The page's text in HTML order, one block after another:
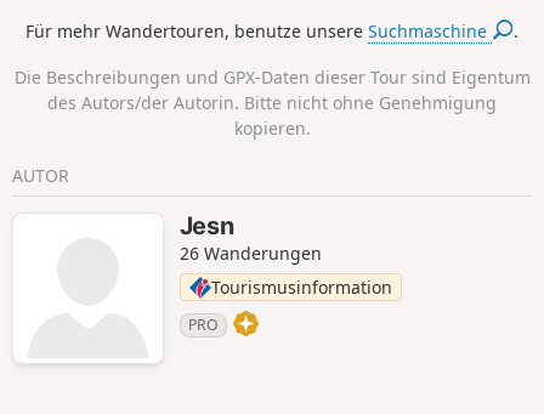
und Ohren, denn die Vögel begleiten uns.
Für mehr Wandertouren, benutze unsereSuchmaschine .
Die Beschreibungen und GPX-Daten dieser Tour sind Eigentum
des Autors/der Autorin. Bitte nicht ohne Genehmigung
kopieren.
AUTOR
Jesn
26 Wanderungen
Tourismusinformation
PRO